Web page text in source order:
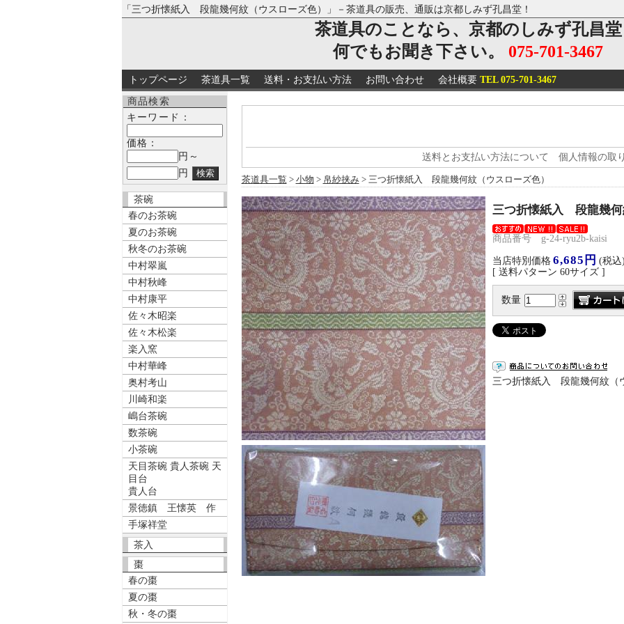
「三つ折懐紙入 段龍幾何紋（ウスローズ色）」－茶道具の販売、通販は京都しみず孔昌堂！
茶道具のことなら、京都のしみず孔昌堂
何でもお聞き下さい。 075-701-3467
トップページ 茶道具一覧 送料・お支払い方法 お問い合わせ 会社概要 TEL 075-701-3467
商品検索
キーワード：
価格：
円～
円
茶碗
春のお茶碗
夏のお茶碗
秋冬のお茶碗
中村翠嵐
中村秋峰
中村康平
佐々木昭楽
佐々木松楽
楽入窯
中村華峰
奥村考山
川崎和楽
嶋台茶碗
数茶碗
小茶碗
天目茶碗 貴人茶碗 天
目台
貴人台
景徳鎮 王懐英 作
手塚祥堂
茶入
棗
春の棗
夏の棗
秋・冬の棗
送料とお支払い方法について 個人情報の取
茶道具一覧 > 小物 > 帛紗挟み> 三つ折懐紙入 段龍幾何紋（ウスローズ色）
三つ折懐紙入 段龍幾何
商品番号 g-24-ryu2b-kaisi
当店特別価格 6,685円 (税込)
[ 送料パターン 60サイズ ]
数量
三つ折懐紙入 段龍幾何紋（